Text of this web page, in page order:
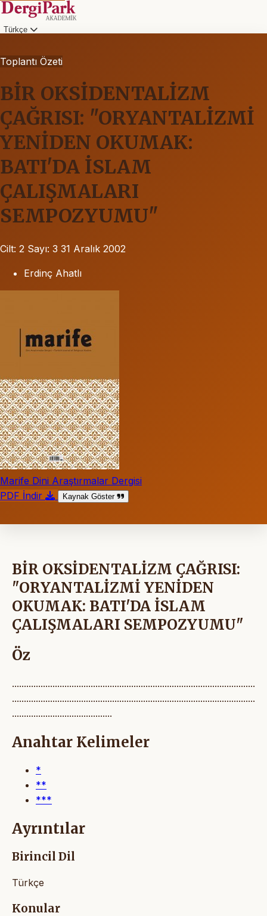
Türkçe
Toplantı Özeti
BİR OKSİDENTALİZM
ÇAĞRISI: "ORYANTALİZMİ
YENİDEN OKUMAK:
BATI'DA İSLAM
ÇALIŞMALARI
SEMPOZYUMU"
Cilt: 2 Sayı: 3 31 Aralık 2002
Erdinç Ahatlı
Marife Dini Araştırmalar Dergisi
PDF İndir
Kaynak Göster
BİR OKSİDENTALİZM ÇAĞRISI:
"ORYANTALİZMİ YENİDEN
OKUMAK: BATI'DA İSLAM
ÇALIŞMALARI SEMPOZYUMU"
Öz
......................................................................................................
......................................................................................................
..........................................
Anahtar Kelimeler
*
**
***
Ayrıntılar
Birincil Dil
Türkçe
Konular